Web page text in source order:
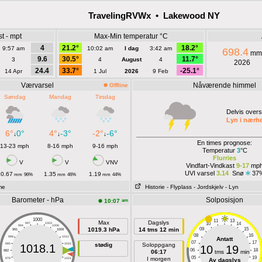
TravelingRVWx • Lakewood NY
- mpt
9:57 am
4
3
9.6
14 Apr 24.4
Max-Min temperatur °C
21.2°
10:02 am I dag 3:42 am
18.2°
30.5°
4 August 4
11.7°
33.7°
1 Jul 2026 9 Feb -25.1°
698.4 mm
2026
Værvarsel
Offline
Søndag Mandag Tirsdag
6°↓0° 4°↓-3° -2°↓-6°
13-23 mph 8-16 mph 9-16 mph
V V
VNV
mm 96% 1.35 mm 46% 1.19 mm 44%
Nåværende himmel
Delvis
Lyn i
En times prognose:
Temperatur 3°C
Flurries
Vindfart-Vindkast 9-17
UVI varsel 3.14Snø
Historie - Flyplass - Jordskjelv - Lyn
Barometer - hPa 10:07 am
1000
997 1003
994
1006
991
1009
988
1012
985
1015
982
1018
979
1021
1018.1
Max
1019.3 hPa
stødig
Solposisjon
Dagslys
14 tms 12 min
Soloppgang
06:17
I morgen
11 13
10
14
09
15
08
16
07
17
06
18
05
19
Antatt
10tms 19min
Av dagslys